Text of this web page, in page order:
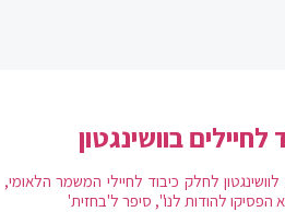
בוושינגטון
לחלק כיבוד לחיילי המשמר הלאומי,
להודות לנו", סיפר ל'בחזית'